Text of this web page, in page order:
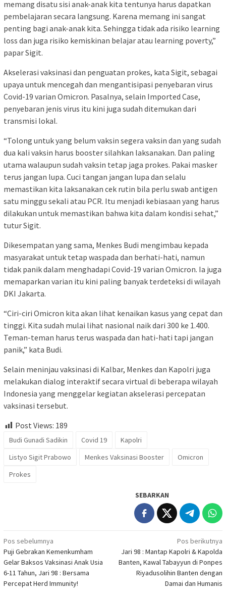
memang disatu sisi anak-anak kita tentunya harus dapatkan
pembelajaran secara langsung. Karena memang ini sangat
penting bagi anak-anak kita. Sehingga tidak ada risiko learning
loss dan juga risiko kemiskinan belajar atau learning poverty,”
papar Sigit.
Akselerasi vaksinasi dan penguatan prokes, kata Sigit, sebagai
upaya untuk mencegah dan mengantisipasi penyebaran virus
Covid-19 varian Omicron. Pasalnya, selain Imported Case,
penyebaran jenis virus itu kini juga sudah ditemukan dari
transmisi lokal.
“Tolong untuk yang belum vaksin segera vaksin dan yang sudah
dua kali vaksin harus booster silahkan laksanakan. Dan paling
utama walaupun sudah vaksin tetap jaga prokes. Pakai masker
terus jangan lupa. Cuci tangan jangan lupa dan selalu
memastikan kita laksanakan cek rutin bila perlu swab antigen
satu minggu sekali atau PCR. Itu menjadi kebiasaan yang harus
dilakukan untuk memastikan bahwa kita dalam kondisi sehat,”
tutur Sigit.
Dikesempatan yang sama, Menkes Budi mengimbau kepada
masyarakat untuk tetap waspada dan berhati-hati, namun
tidak panik dalam menghadapi Covid-19 varian Omicron. Ia juga
memaparkan varian itu kini paling banyak terdeteksi di wilayah
DKI Jakarta.
“Ciri-ciri Omicron kita akan lihat kenaikan kasus yang cepat dan
tinggi. Kita sudah mulai lihat nasional naik dari 300 ke 1.400.
Teman-teman harus terus waspada dan hati-hati tapi jangan
panik,” kata Budi.
Selain meninjau vaksinasi di Kalbar, Menkes dan Kapolri juga
melakukan dialog interaktif secara virtual di beberapa wilayah
Indonesia yang menggelar kegiatan akselerasi percepatan
vaksinasi tersebut.
Post Views: 189
Budi Gunadi Sadikin Covid 19
Kapolri
Listyo Sigit Prabowo
Menkes Vaksinasi Booster
Omicron
Prokes
SEBARKAN
Navigasi
pos
Pos sebelumnya
Puji Gebrakan Kemenkumham
Gelar Baksos Vaksinasi Anak Usia
6-11 Tahun, Jari 98 : Bersama
Percepat Herd Immunity!
Pos berikutnya
Jari 98 : Mantap Kapolri & Kapolda
Banten, Kawal Tabayyun di Ponpes
Riyadusolihin Banten dengan
Damai dan Humanis